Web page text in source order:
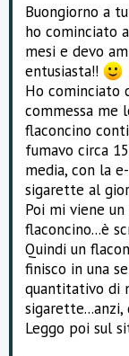
Buongiorno a
ho cominciato
mesi e devo
entusiasta!!
Ho cominciato
commessa me
flaconcino
fumavo circa
media, con la
sigarette al
Poi mi viene
flaconcino...è
Quindi un
finisco in una
quantitativo di
sigarette...anzi,
Leggo poi sul